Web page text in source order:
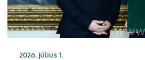
2026. július 1.